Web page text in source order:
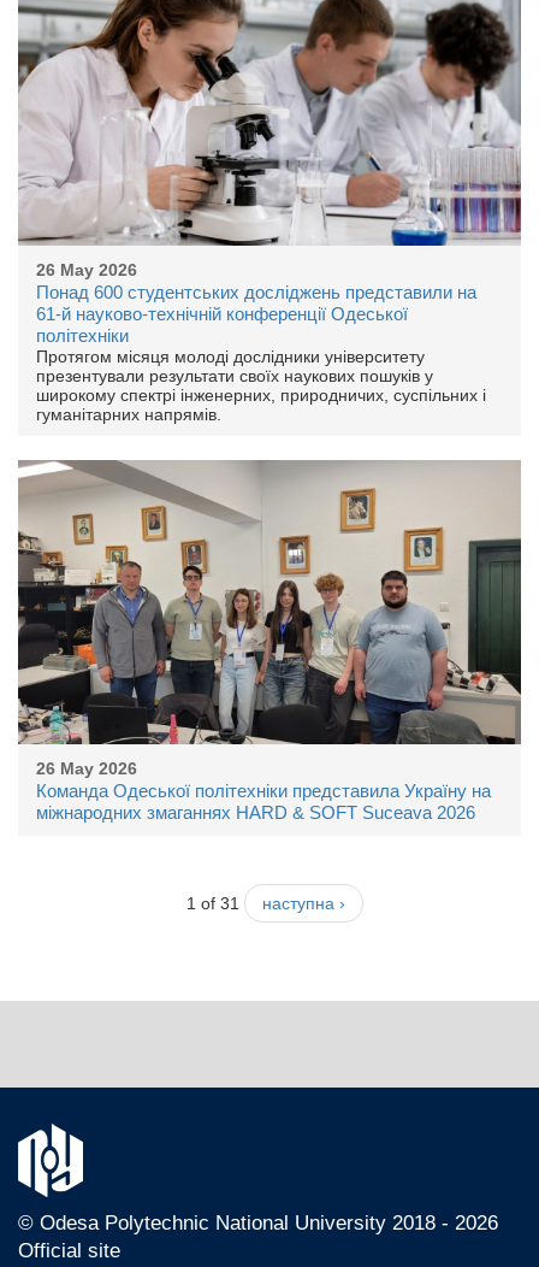
26 May 2026
Понад 600 студентських досліджень представили на
61-й науково-технічній конференції Одеської
політехніки
Протягом місяця молоді дослідники університету
презентували результати своїх наукових пошуків у
широкому спектрі інженерних, природничих, суспільних і
гуманітарних напрямів.
26 May 2026
Команда Одеської політехніки представила Україну на
міжнародних змаганнях HARD & SOFT Suceava 2026
1 of 31 наступна ›
© Odesа Polytechnic National University 2018 - 2026
Official site